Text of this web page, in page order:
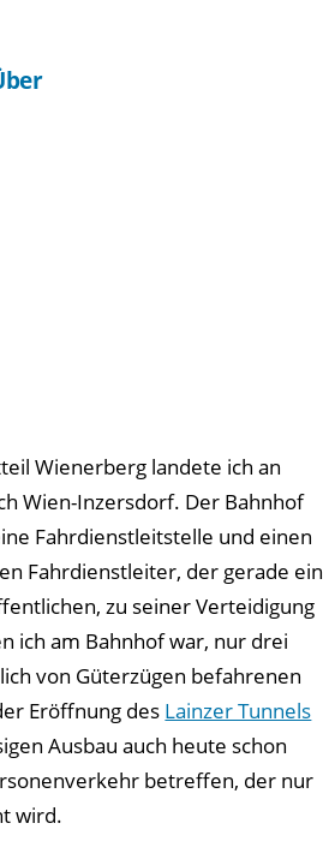
Wienerberg landete ich an
Wien-Inzersdorf. Der Bahnhof
Fahrdienstleitstelle und einen
Fahrdienstleiter, der gerade ein
zu seiner Verteidigung
ich am Bahnhof war, nur drei
von Güterzügen befahrenen
Eröffnung des Lainzer Tunnels
Ausbau auch heute schon
betreffen, der nur
wird.